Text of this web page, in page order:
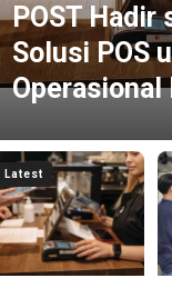
POST Hadir
Solusi POS
Operasional
Latest